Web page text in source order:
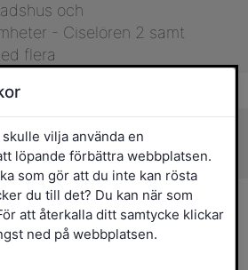
och
- Ciselören 2 samt
flera
och
-
vilja använda en
löpande förbättra webbplatsen.
som gör att du inte kan rösta
du till det? Du kan när som
att återkalla ditt samtycke klickar
ned på webbplatsen.